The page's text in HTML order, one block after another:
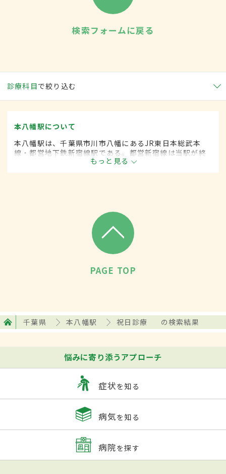
検索フォームに戻る
診療科目で絞り込む
本八幡駅について
本八幡駅は、千葉県市川市八幡にあるJR東日本総武本
線・都営地下鉄新宿線駅である。都営新宿線は当駅が終
着駅であり、かつJR総武本線との接続駅となっている。
周辺には金融機関・行政機関・商業施設が立ち並び、多
もっと見る
PAGE TOP
千葉県 本八幡駅 祝日診療 の検索結果
悩みに寄り添うアプローチ
症状を知る
病気を知る
病院を探す